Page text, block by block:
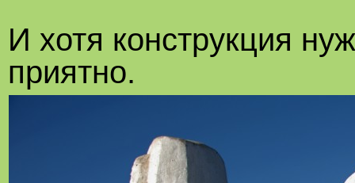
И хотя конструкция
приятно.